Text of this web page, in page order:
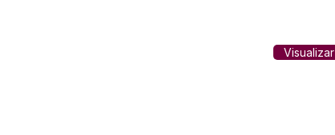
Visualizar